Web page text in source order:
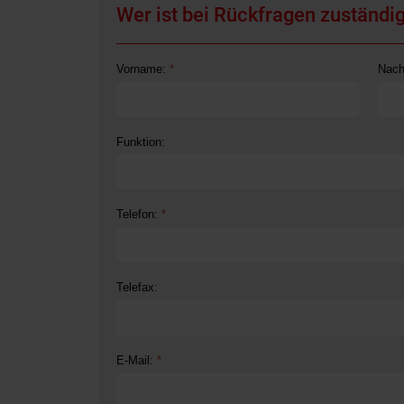
Wer ist bei Rückfragen
Vorname: *
Funktion:
Telefon: *
Telefax:
E-Mail: *